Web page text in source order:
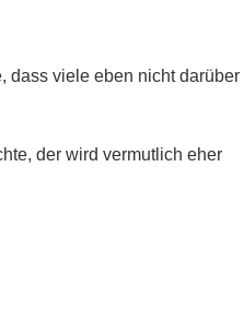
dass viele eben nicht darüber
der wird vermutlich eher